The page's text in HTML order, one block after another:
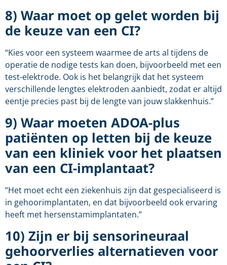
8) Waar moet op gelet worden bij
de keuze van een CI?
“Kies voor een systeem waarmee de arts al tijdens de
operatie de nodige tests kan doen, bijvoorbeeld met een
test-elektrode. Ook is het belangrijk dat het systeem
verschillende lengtes elektroden aanbiedt, zodat er altijd
eentje precies past bij de lengte van jouw slakkenhuis.”
9) Waar moeten ADOA-plus
patiënten op letten bij de keuze
van een kliniek voor het plaatsen
van een CI-implantaat?
“Het moet echt een ziekenhuis zijn dat gespecialiseerd is
in gehoorimplantaten, en dat bijvoorbeeld ook ervaring
heeft met hersenstamimplantaten.”
10) Zijn er bij sensorineuraal
gehoorverlies alternatieven voor